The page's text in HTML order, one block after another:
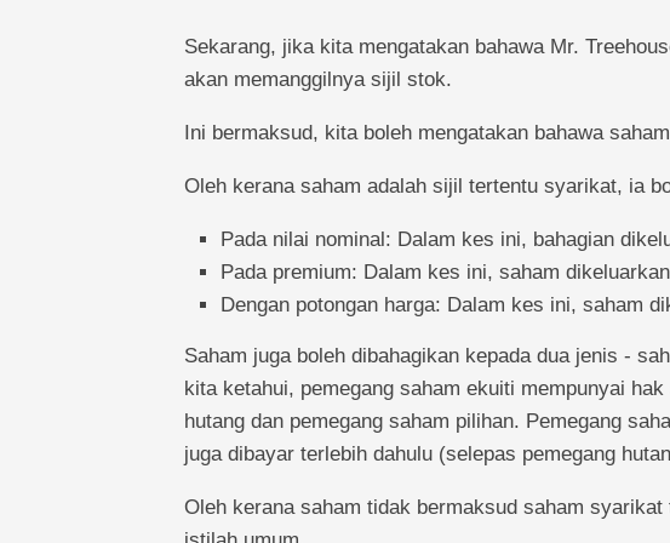
Sekarang, jika kita mengatakan bahawa Mr.
akan memanggilnya sijil stok.
Ini bermaksud, kita boleh mengatakan bahawa
Oleh kerana saham adalah sijil tertentu syarikat, ia
Pada nilai nominal: Dalam kes ini, bahagian
Pada premium: Dalam kes ini, saham
Dengan potongan harga: Dalam kes ini, saham
Saham juga boleh dibahagikan kepada dua jenis -
kita ketahui, pemegang saham ekuiti mempunyai
hutang dan pemegang saham pilihan. Pemegang
juga dibayar terlebih dahulu (selepas pemegang
Oleh kerana saham tidak bermaksud saham